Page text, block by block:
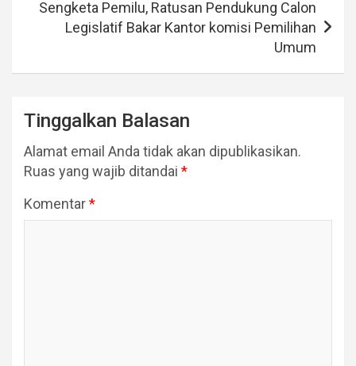
Sengketa Pemilu, Ratusan Pendukung Calon
Legislatif Bakar Kantor komisi Pemilihan
Umum
Tinggalkan Balasan
Alamat email Anda tidak akan dipublikasikan.
Ruas yang wajib ditandai *
Komentar*